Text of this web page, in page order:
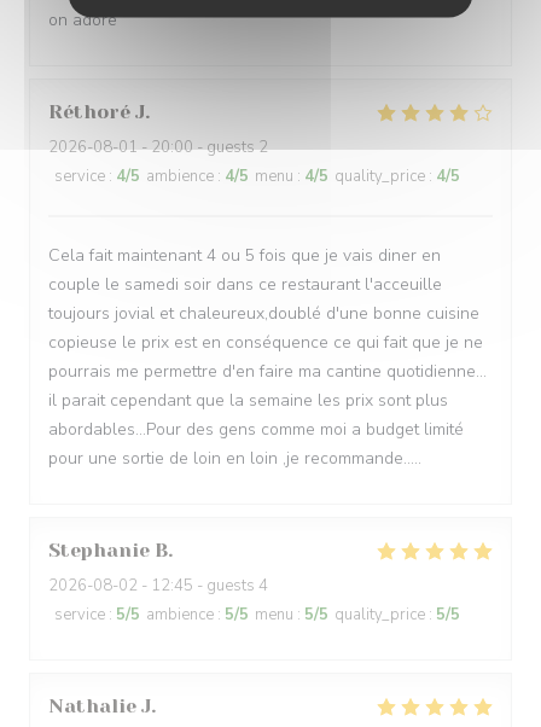
on adore
Réthoré J
2026-08-01- 20:00 - guests 2
service : 4/5 ambience : 4/5 menu : 4/5 quality_price : 4/5
Cela fait maintenant 4 ou 5 fois que je vais diner en
couple le samedi soir dans ce restaurant l'acceuille
toujours jovial et chaleureux,doublé d'une bonne cuisine
copieuse le prix est en conséquence ce qui fait que je ne
pourrais me permettre d'en faire ma cantine quotidienne...
il parait cependant que la semaine les prix sont plus
abordables...Pour des gens comme moi a budget limité
pour une sortie de loin en loin ,je recommande.....
Stephanie B
2026-08-02 - 12:45 - guests 4
service : 5/5 ambience : 5/5 menu : 5/5 quality_price : 5/5
Nathalie J